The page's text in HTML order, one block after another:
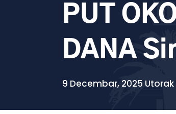
PUT
DANA
9 Decembar, 2025 Utorak